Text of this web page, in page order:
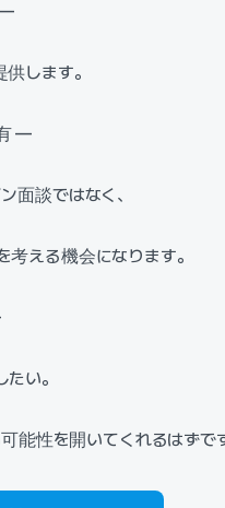
—
します。
—
面談ではなく、
える機会になります。
い。
能性を開いてくれるはずで